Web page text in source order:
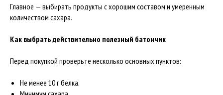
Главное — выбирать продукты с хорошим составом и умеренным
количеством сахара.
Как выбрать действительно полезный батончик
Перед покупкой проверьте несколько основных пунктов:
Не менее 10 г белка.